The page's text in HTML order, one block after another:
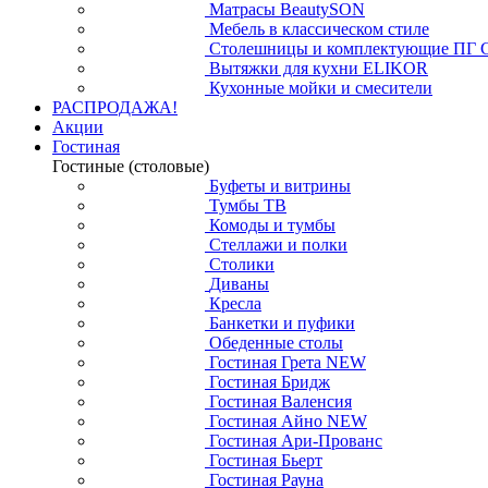
Матрасы BeautySON
Мебель в классическом стиле
Столешницы и комплектующие ПГ
Вытяжки для кухни ELIKOR
Кухонные мойки и смесители
РАСПРОДАЖА!
Акции
Гостиная
Гостиные (столовые)
Буфеты и витрины
Тумбы ТВ
Комоды и тумбы
Стеллажи и полки
Столики
Диваны
Кресла
Банкетки и пуфики
Обеденные столы
Гостиная Грета NEW
Гостиная Бридж
Гостиная Валенсия
Гостиная Айно NEW
Гостиная Ари-Прованс
Гостиная Бьерт
Гостиная Рауна